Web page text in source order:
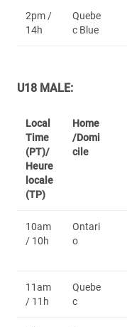
2pm /
14h
Quebe
c Blue
U18 MALE:
Local
Time
(PT)/
Heure
locale
(TP)
Home
/Domi
cile
10am
/ 10h
Ontari
o
11am
/ 11h
Quebe
c